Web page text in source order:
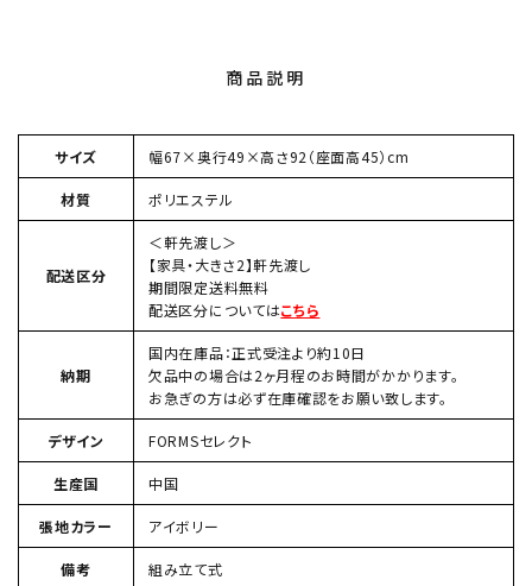
商品説明
サイズ 幅67×奥行49×高さ92（座面高45）cm
材質 ポリエステル
配送区分
＜軒先渡し＞
【家具・大きさ2】軒先渡し
期間限定送料無料
配送区分についてはこちら
納期
国内在庫品：正式受注より約10日
欠品中の場合は2ヶ月程のお時間がかかります。
お急ぎの方は必ず在庫確認をお願い致します。
デザイン FORMSセレクト
生産国 中国
張地カラー アイボリー
備考 組み立て式